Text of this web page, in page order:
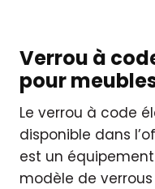
Verrou à
pour
Le verrou à code
disponible dans
est un
modèle de